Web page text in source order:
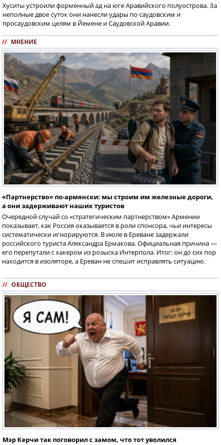
Хуситы устроили форменный ад на юге Аравийского полуострова. За
неполные двое суток они нанесли удары по саудовским и
просаудовским целям в Йемене и Саудовской Аравии.
// МНЕНИЕ
«Партнерство» по-армянски: мы строим им железные дороги,
а они задерживают наших туристов
Очередной случай со «стратегическим партнерством» Армении
показывает, как Россия оказывается в роли спонсора, чьи интересы
систематически игнорируются. В июле в Ереване задержали
российского туриста Александра Ермакова. Официальная причина —
его перепутали с хакером из розыска Интерпола. Итог: он до сих пор
находится в изоляторе, а Ереван не спешит исправлять ситуацию.
// ОБЩЕСТВО
Мэр Керчи так поговорил с замом, что тот уволился